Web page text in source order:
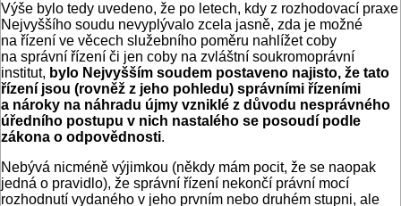
Výše bylo tedy uvedeno, že po letech, kdy z rozhodovací praxe
Nejvyššího soudu nevyplývalo zcela jasně, zda je možné
na řízení ve věcech služebního poměru nahlížet coby
na správní řízení či jen coby na zvláštní soukromoprávní
institut, bylo Nejvyšším soudem postaveno najisto, že tato
řízení jsou (rovněž z jeho pohledu) správními řízeními
a nároky na náhradu újmy vzniklé z důvodu nesprávného
úředního postupu v nich nastalého se posoudí podle
zákona o odpovědnosti.
Nebývá nicméně výjimkou (někdy mám pocit, že se naopak
jedná o pravidlo), že správní řízení nekončí právní mocí
rozhodnutí vydaného v jeho prvním nebo druhém stupni, ale